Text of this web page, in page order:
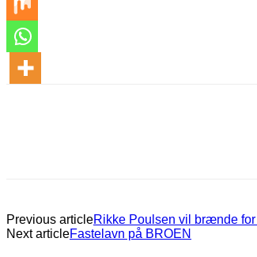
Previous articleRikke Poulsen vil brænde
Next articleFastelavn på BROEN